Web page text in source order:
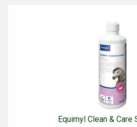
Equimyl Clean & Care